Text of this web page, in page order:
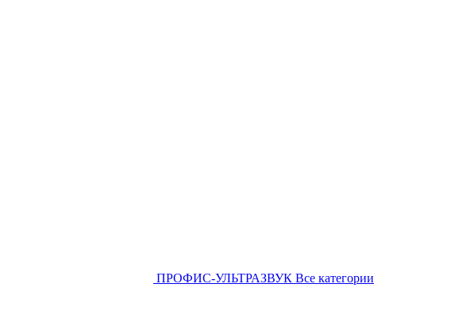
ПРОФИС-УЛЬТРАЗВУК Все категории